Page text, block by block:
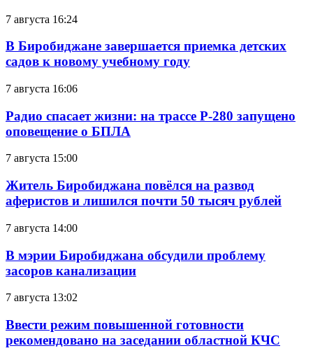
7 августа 16:24
В Биробиджане завершается приемка детских
садов к новому учебному году
7 августа 16:06
Радио спасает жизни: на трассе Р-280 запущено
оповещение о БПЛА
7 августа 15:00
Житель Биробиджана повёлся на развод
аферистов и лишился почти 50 тысяч рублей
7 августа 14:00
В мэрии Биробиджана обсудили проблему
засоров канализации
7 августа 13:02
Ввести режим повышенной готовности
рекомендовано на заседании областной КЧС